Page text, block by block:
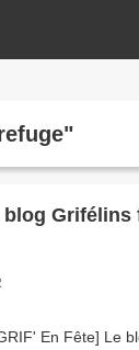
blog Grifélins